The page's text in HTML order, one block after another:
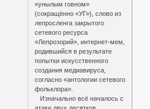
«унылым говном»
(сокращённо «УГ»), слово из
лепросленга закрытого
сетевого ресурса
«Лепрозорий», интернет-мем,
родившийся в результате
попытки искусственного
создания медиавируса,
согласно «антологии сетевого
фольклора».
Изначально всё началось с